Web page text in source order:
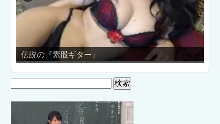
『素股ギター』
男女6人シェ
索: